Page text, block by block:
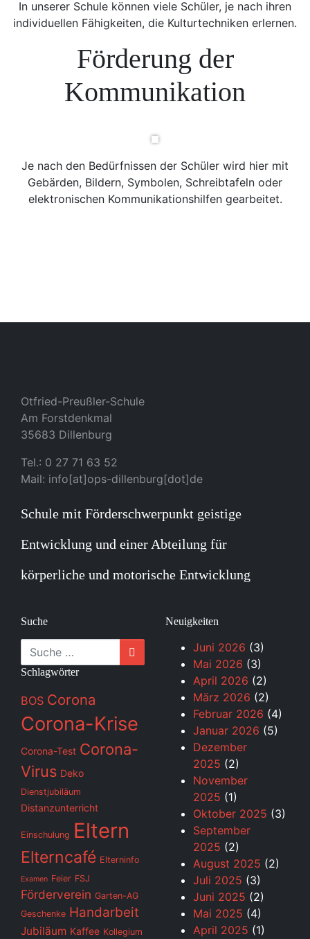
In unserer Schule können viele Schüler, je nach ihren
individuellen Fähigkeiten, die Kulturtechniken erlernen.
Förderung der
Kommunikation
Je nach den Bedürfnissen der Schüler wird hier mit
Gebärden, Bildern, Symbolen, Schreibtafeln oder
elektronischen Kommunikationshilfen gearbeitet.
Otfried-Preußler-Schule
Am Forstdenkmal
35683 Dillenburg
Tel.: 0 27 71 63 52
Mail: info[at]ops-dillenburg[dot]de
Schule mit Förderschwerpunkt geistige
Entwicklung und einer Abteilung für
körperliche und motorische Entwicklung
Suche
Suche
Schlagwörter
BOS Corona
Corona-Krise
Corona-Test Corona-
Virus Deko
Dienstjubiläum
Distanzunterricht
Einschulung Eltern
Elterncafé Elterninfo
Examen Feier FSJ
Förderverein Garten-AG
Geschenke Handarbeit
Jubiläum Kaffee Kollegium
Neuigkeiten
Juni 2026 (3)
Mai 2026 (3)
April 2026 (2)
März 2026 (2)
Februar 2026 (4)
Januar 2026 (5)
Dezember
2025 (2)
November
2025 (1)
Oktober 2025 (3)
September
2025 (2)
August 2025 (2)
Juli 2025 (3)
Juni 2025 (2)
Mai 2025 (4)
April 2025 (1)